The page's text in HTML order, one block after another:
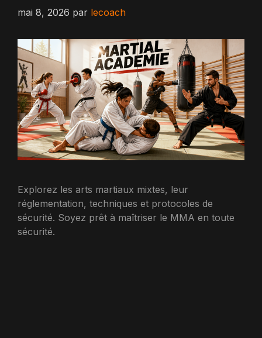
mai 8, 2026 par lecoach
Explorez les arts martiaux mixtes, leur
réglementation, techniques et protocoles de
sécurité. Soyez prêt à maîtriser le MMA en toute
sécurité.